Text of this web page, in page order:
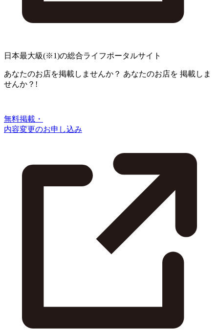
日本最大級(※1)の総合ライフポータルサイト
あなたのお店を掲載しませんか？ あなたのお店を 掲載しま
せんか？!
無料掲載・
内容変更のお申し込み